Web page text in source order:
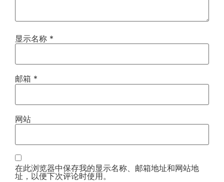
显示名称 *
邮箱 *
网站
在此浏览器中保存我的显示名称、邮箱地址和网站地
址，以便下次评论时使用。